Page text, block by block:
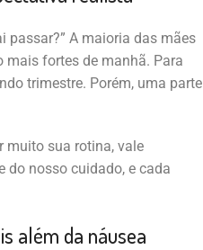
passar?” A maioria das mães
mais fortes de manhã. Para
trimestre. Porém, uma parte
muito sua rotina, vale
do nosso cuidado, e cada
além da náusea